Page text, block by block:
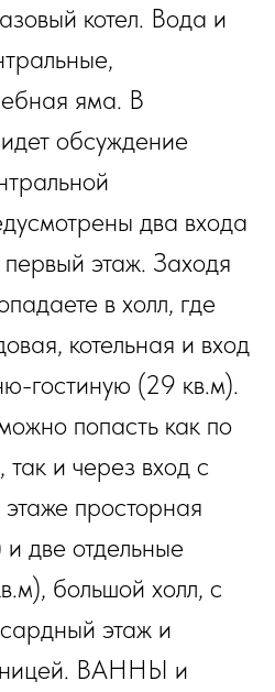
котел. Вода и
яма. В
обсуждение
два входа
этаж. Заходя
в холл, где
котельная и вход
гостиную (29 кв.м).
попасть как по
так и через вход с
просторная
две отдельные
большой холл, с
этаж и
ВАННЫ и